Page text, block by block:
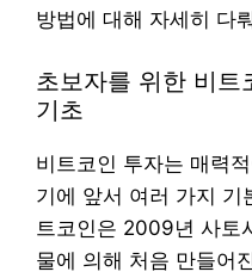
방법에 대해 자세히 다
초보자를 위한 비트
기초
비트코인 투자는 매력
기에 앞서 여러 가지 기
트코인은 2009년 사토
물에 의해 처음 만들어